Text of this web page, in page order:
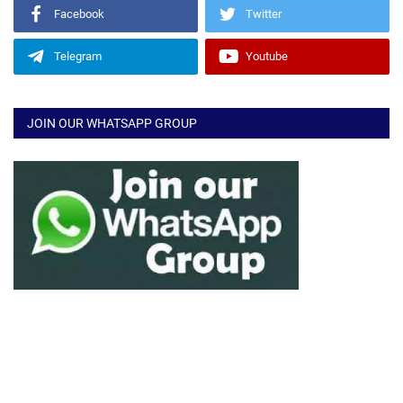
Facebook Twitter
Telegram Youtube
JOIN OUR WHATSAPP GROUP